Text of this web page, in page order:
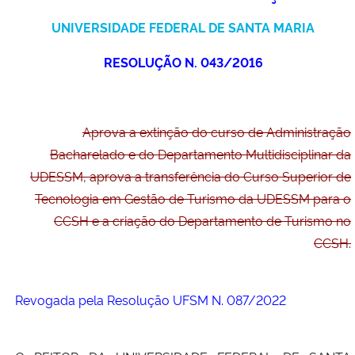
Ministério da Ciência, Tecnologia, Inovações e Comunicações
Ministério do Meio Ambiente
Ministério do Turismo
Controladoria-Geral da União
UNIVERSIDADE FEDERAL DE SANTA MARIA
RESOLUÇÃO N. 043/2016
Aprova a extinção do curso de Administração
Bacharelado e do Departamento Multidisciplinar da
UDESSM, aprova a transferência do Curso Superior de
Tecnologia em Gestão de Turismo da UDESSM para o
CCSH e a criação do Departamento de Turismo no
CCSH.
Revogada pela Resolução UFSM N. 087/2022